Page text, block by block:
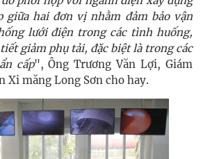
hai đơn vị nhằm đảm bảo vận
lưới điện trong các tình huống,
giảm phụ tải, đặc biệt là trong các
cấp", Ông Trương Văn Lợi, Giám
Xi măng Long Sơn cho hay.